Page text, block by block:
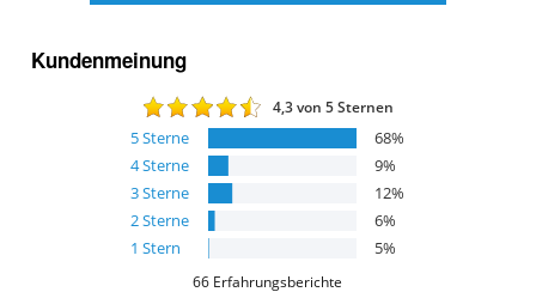
Kundenmeinung
4,3von 5 Sternen
5Sterne 68%
4Sterne 9%
3Sterne 12%
2Sterne 6%
1 Stern 5%
66 Erfahrungsberichte